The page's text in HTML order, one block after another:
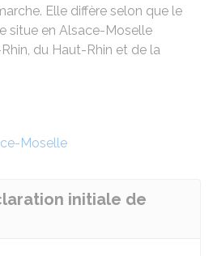
Elle diffère selon que le
situe en Alsace-Moselle
du Haut-Rhin et de la
Moselle
initiale de